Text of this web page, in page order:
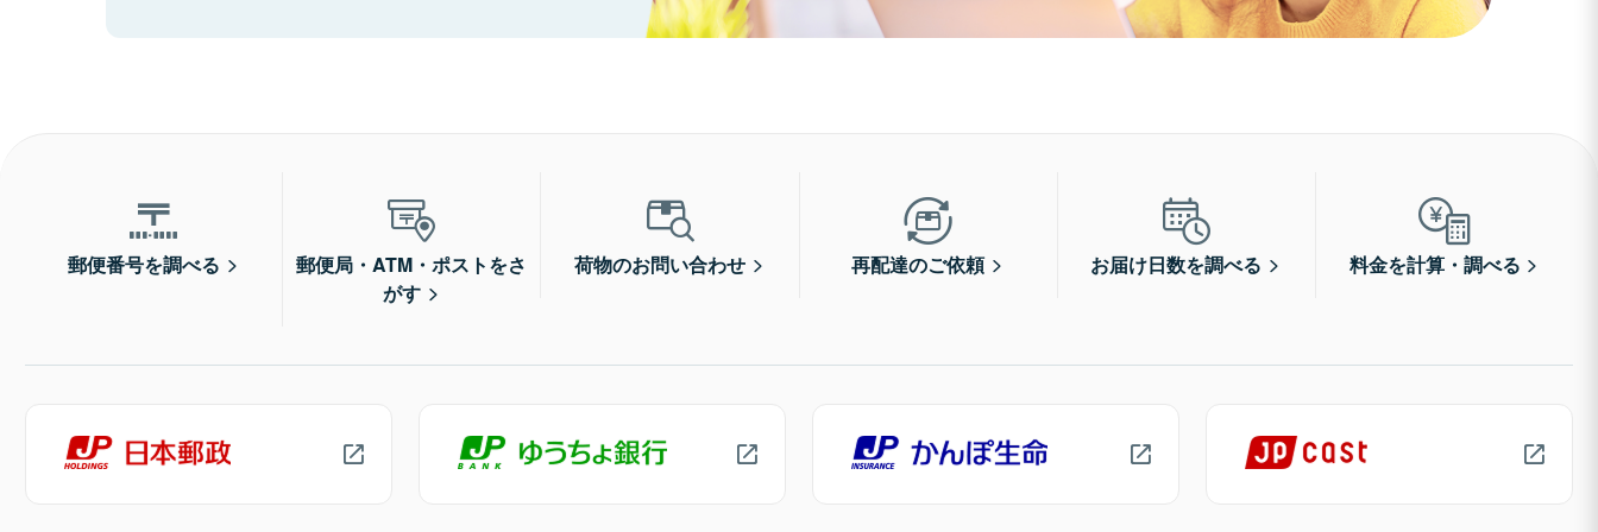
郵便番号を調べる
郵便局・ATM・ポストをさ
がす
荷物のお問い合わせ 再配達のご依頼 お届け日数を調べる 料金を計算・調べる